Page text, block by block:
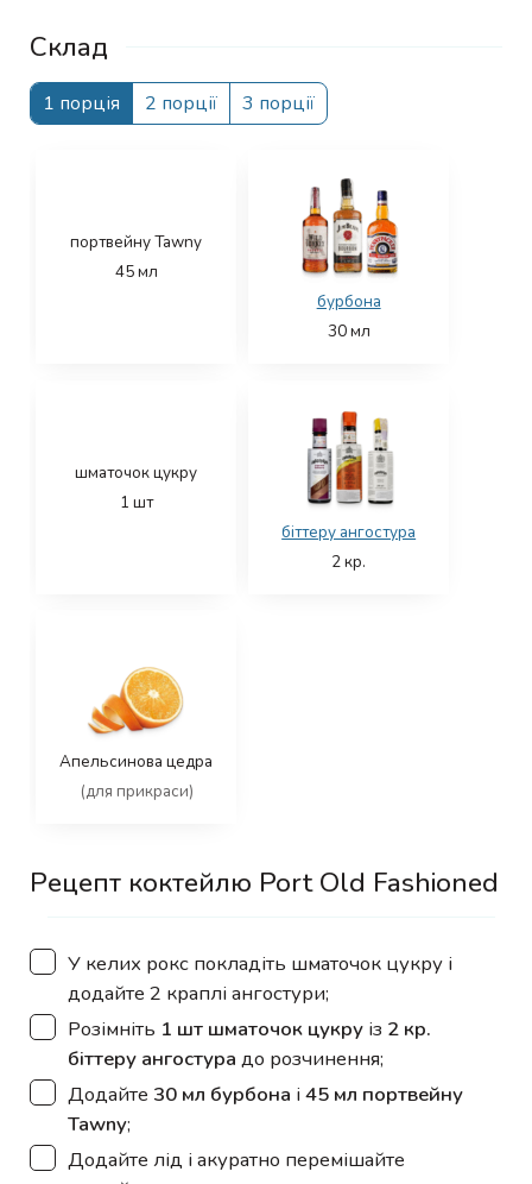
Склад
1 порція 2 порції 3 порції
портвейну Tawny
45мл
бурбона
30мл
шматочок цукру
1 шт
біттеру ангостура
2кр.
Апельсинова цедра
(для прикраси)
Рецепт коктейлю Port Old Fashioned
▢
У келих рокс покладіть шматочок цукру і
додайте 2 краплі ангостури;
▢
Розімніть 1 шт шматочок цукру із 2 кр.
біттеру ангостура до розчинення;
▢
Додайте 30 мл бурбона і 45 мл портвейну
Tawny;
▢
Додайте лід і акуратно перемішайте